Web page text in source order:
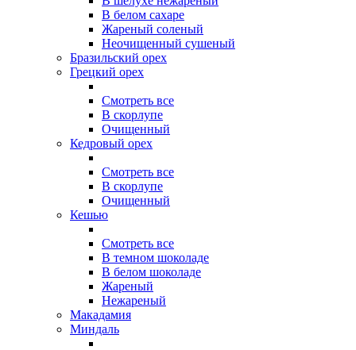
В белом сахаре
Жареный соленый
Неочищенный сушеный
Бразильский орех
Грецкий орех
Смотреть все
В скорлупе
Очищенный
Кедровый орех
Смотреть все
В скорлупе
Очищенный
Кешью
Смотреть все
В темном шоколаде
В белом шоколаде
Жареный
Нежареный
Макадамия
Миндаль